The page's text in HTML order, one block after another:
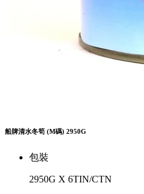
船牌清水冬筍 (M碼) 2950G
包裝
2950G X 6TIN/CTN